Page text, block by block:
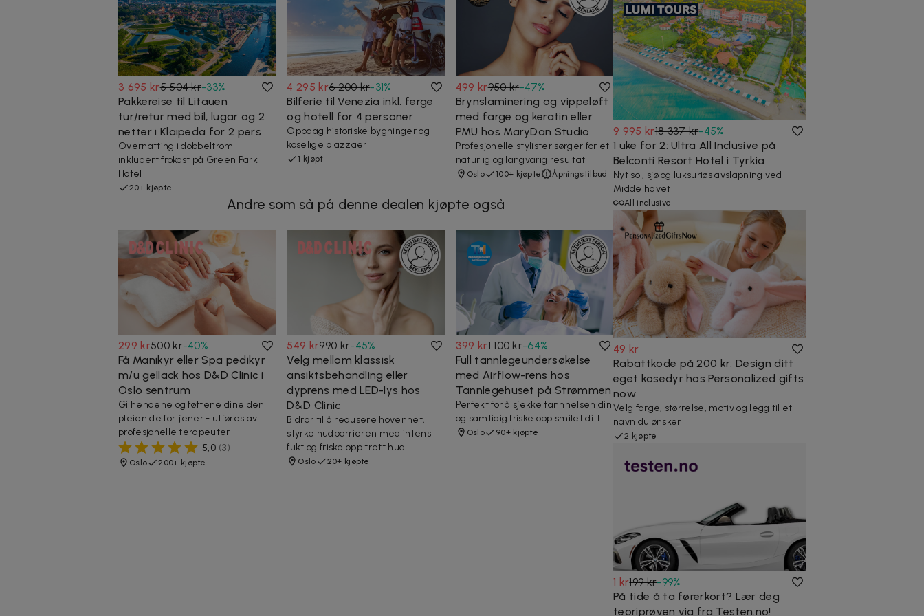
3 695 kr5 504 kr-33%
Pakkereise til Litauen
tur/retur med bil, lugar og 2
netter i Klaipeda for 2 pers
Overnatting i dobbeltrom
inkludert frokost på Green Park
Hotel
20+ kjøpte
4 295 kr6 200 kr-31%
Bilferie til Venezia inkl. ferge
og hotell for 4 personer
Oppdag historiske bygninger og
koselige piazzaer
1 kjøpt
499 kr950 kr-47%
Brynslaminering og vippeløft
med farge og keratin eller
PMU hos MaryDan Studio
Profesjonelle stylister sørger for et
naturlig og langvarig resultat
Oslo 100+ kjøpte Åpningstilbud
Andre som så på denne dealen kjøpte også
299 kr500 kr-40%
Få Manikyr eller Spa pedikyr
m/u gellack hos D&D Clinic i
Oslo sentrum
Gi hendene og føttene dine den
pleien de fortjener - utføres av
profesjonelle terapeuter
5,0 (3)
Oslo 200+ kjøpte
549 kr990 kr-45%
Velg mellom klassisk
ansiktsbehandling eller
dyprens med LED-lys hos
D&D Clinic
Bidrar til å redusere hovenhet,
styrke hudbarrieren med intens
fukt og friske opp trett hud
Oslo 20+ kjøpte
399 kr1 100 kr-64%
Full tannlegeundersøkelse
med Airflow-rens hos
Tannlegehuset på Strømmen
Perfekt for å sjekke tannhelsen din
og samtidig friske opp smilet ditt
Oslo 90+ kjøpte
9 995 kr18 337 kr-45%
1 uke for 2: Ultra All Inclusive på
Belconti Resort Hotel i Tyrkia
Nyt sol, sjø og luksuriøs avslapning ved
Middelhavet
All inclusive
49 kr
Rabattkode på 200 kr: Design ditt
eget kosedyr hos Personalized gifts
now
Velg farge, størrelse, motiv og legg til et
navn du ønsker
2 kjøpte
1 kr199 kr-99%
På tide å ta førerkort? Lær deg
teoriprøven via fra Testen.no!